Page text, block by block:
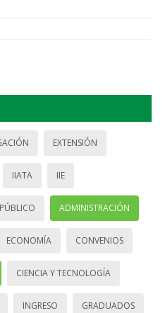
EXTENSIÓN
IIATA IIE
ADMINISTRACIÓN
ECONOMÍA CONVENIOS
CIENCIA Y TECNOLOGÍA
INGRESO GRADUADOS